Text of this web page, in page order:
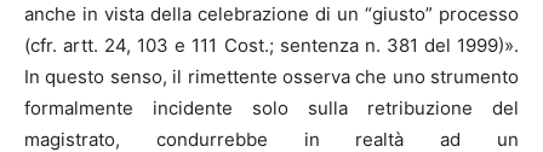
anche in vista della celebrazione di un “giusto” processo
(cfr. artt. 24, 103 e 111 Cost.; sentenza n. 381 del 1999)».
In questo senso, il rimettente osserva che uno strumento
formalmente incidente solo sulla retribuzione del
magistrato, condurrebbe in realtà ad un